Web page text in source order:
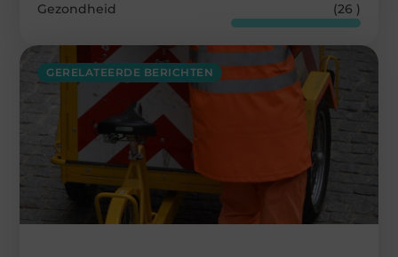
GERELATEERDE BERICHTEN
Gezondheid
(26 )